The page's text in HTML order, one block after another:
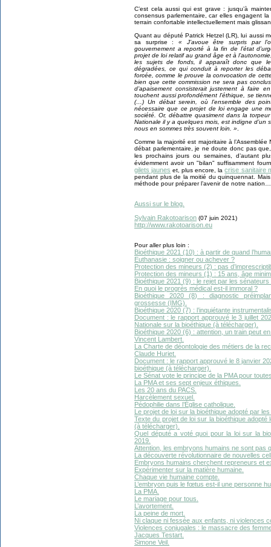
C’est cela aussi qui est grave : jusqu’à
consensus parlementaire, car elles engagent
terrain confortable intellectuellement mais
Quant au député Patrick Hetzel (LR), lui aussi
sa surprise : « J’avoue être surpris par
gouvernement a reporté à la fin de l’état
projet de loi relatif au grand âge et à
les sujets de fonds, il apparaît donc que
dégradées, ce qui conduit à reporter les
forcée, comme le prouve la convocation de
bien que cette commission ne sera pas
d’apaisement consisterait justement à faire
touchent aussi profondément l’éthique, se
(…) Un débat serein, où l’ensemble des
nécessaire que ce projet de loi engage une
société. Or, débattre quasiment dans la
Nationale il y a quelques mois, est indigne d’un
nous en sommes très souvent loin. ».
Comme la majorité est majoritaire à
débat parlementaire, je ne doute donc pas
les prochains jours ou semaines, d’autant
évidemment avoir un "bilan" suffisamment
gilets jaunes et, plus encore, lacrise sanitaire
pendant plus de la moitié du quinquennat.
méthode pour préparer l’avenir de notre nation…
Aussi sur le blog.
Sylvain Rakotoarison (07 juin 2021)
http://www.rakotoarison.eu
Pour aller plus loin :
Bioéthique 2021 (10) : à partir de quand
Euthanasie : soigner ou achever ?
Protection des mineurs (2) : pas
Protection des mineurs (1) : 15 ans, âge
Bioéthique 2021 (9) : le rejet par les
En quoi le progrès médical est-il immoral ?
Bioéthique 2020 (8) : diagnostic
grossesse (IMG).
Bioéthique 2020 (7) : l’inquiétante
Document : le rapport approuvé le 3 juillet
Nationale sur la bioéthique (à télécharger).
Bioéthique 2020 (6) : attention, un train peut
Vincent Lambert.
La Charte de déontologie des métiers de la
Claude Huriet.
Document : le rapport approuvé le 8 janvier
bioéthique (à télécharger).
Le Sénat vote le principe de la PMA pour
La PMA et ses sept enjeux éthiques.
Les 20 ans du PACS.
Harcèlement sexuel.
Pédophilie dans l’Église catholique.
Le projet de loi sur la bioéthique adopté par
Texte du projet de loi sur la bioéthique adopté
(à télécharger).
Quel député a voté quoi pour la loi sur la
2019.
Attention, les embryons humains ne sont pas
La découverte révolutionnaire de nouvelles
Embryons humains cherchent repreneurs et
Expérimenter sur la matière humaine.
Chaque vie humaine compte.
L’embryon puis le fœtus est-il une personne
La PMA.
Le mariage pour tous.
L’avortement.
La peine de mort.
Ni claque ni fessée aux enfants, ni violences
Violences conjugales : le massacre des
Jacques Testart.
Simone Veil.